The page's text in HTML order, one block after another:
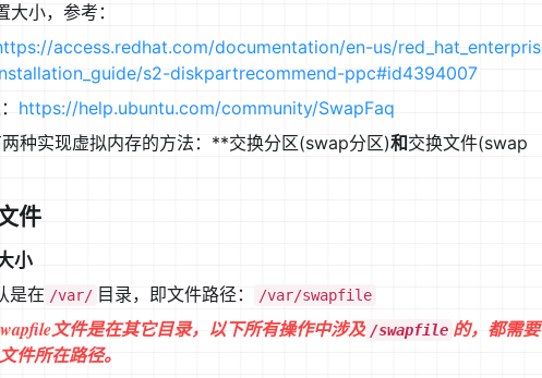
小，参考：
access.redhat.com/documentation/en-us/red_hat_enterpris
s2-diskpartrecommend-ppc#id4394007
https://help.ubuntu.com/community/SwapFaq
种实现虚拟内存的方法：**交换分区(swap分区)和交换文件(swap
件
小
是在 /var/ 目录，即文件路径： /var/swapfile
文件是在其它目录，以下所有操作中涉及 /swapfile 的，都需要
件所在路径。